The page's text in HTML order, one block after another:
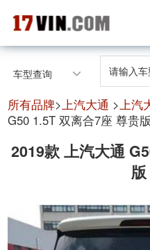
17VIN车架号查
汽配数据开放
汽配产品车型
汽配产品电子
微信群智能客服
车型查询
所有品牌>上汽大通 >上汽
G50 1.5T 双离合7座 尊贵
2019款 上汽大通